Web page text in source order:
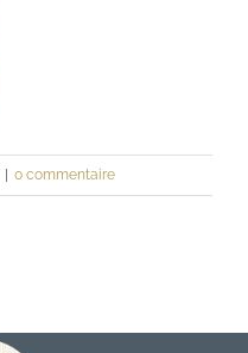
| 0 commentaire